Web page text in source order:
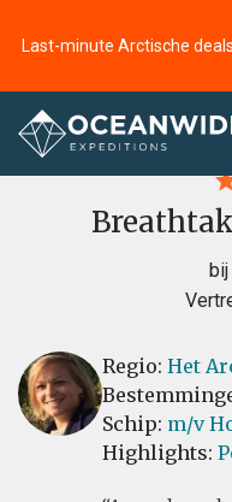
Last-minute Arctische
Home
bij
Regio: Het
Schip: m/v
Highlights: